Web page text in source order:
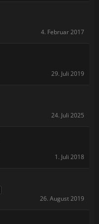
4. Februar 2017
29. Juli 2019
24. Juli 2025
1. Juli 2018
26. August 2019